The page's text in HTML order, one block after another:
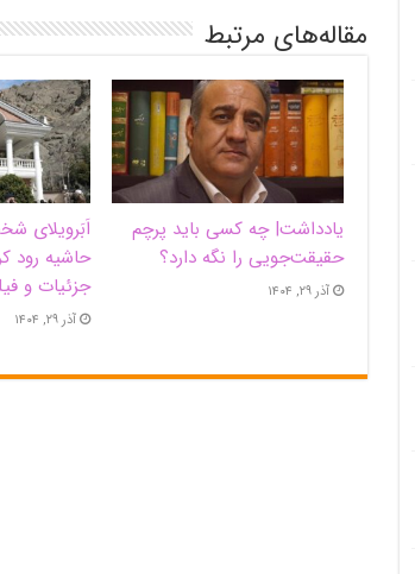
مقاله‌های مرتبط
یادداشت| ‌چه کسی باید پرچم
حقیقت‌جویی را نگه دارد؟
آذر ۲۹, ۱۴۰۴
اَبَر‌ویلای
حاشیه‌ رود
جزئیات و
آذر ۲۹, ۱۴۰۴